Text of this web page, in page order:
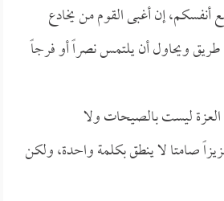
أنفسكم، إن أغبى القوم من يخادع
ويحاول أن يلتمس نصراً أو فرجاً
العزة ليست بالصيحات ولا
صامتا لا ينطق بكلمة واحدة، ولكن